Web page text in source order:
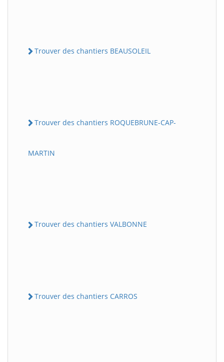
Trouver des chantiers BEAUSOLEIL
Trouver des chantiers ROQUEBRUNE-CAP-
MARTIN
Trouver des chantiers VALBONNE
Trouver des chantiers CARROS